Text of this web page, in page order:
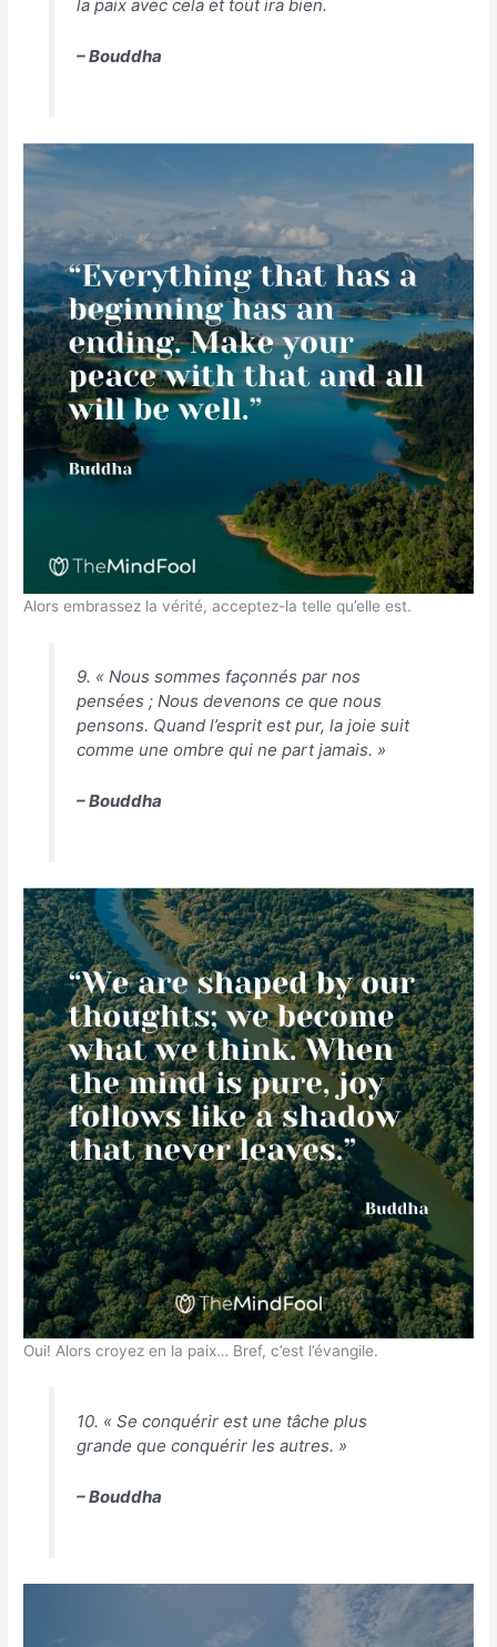
la paix avec cela et tout ira bien.
– Bouddha
Alors embrassez la vérité, acceptez-la telle qu’elle est.
9. « Nous sommes façonnés par nos
pensées ; Nous devenons ce que nous
pensons. Quand l’esprit est pur, la joie suit
comme une ombre qui ne part jamais. »
– Bouddha
Oui! Alors croyez en la paix… Bref, c’est l’évangile.
10. « Se conquérir est une tâche plus
grande que conquérir les autres. »
– Bouddha